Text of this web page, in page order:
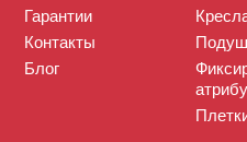
Гарантии
Контакты
Блог